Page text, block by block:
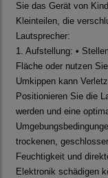
Sie das Gerät von
Kleinteilen, die
Lautsprecher:
1. Aufstellung: •
Fläche oder nutzen
Umkippen kann
Positionieren Sie die
werden und eine
trockenen,
Feuchtigkeit und
Elektronik schädigen